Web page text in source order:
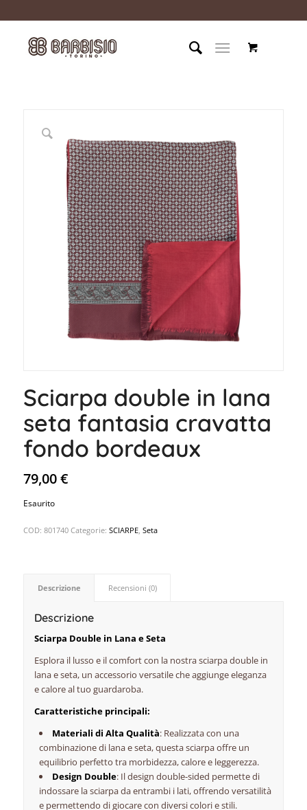
Sciarpa double in lana
seta fantasia cravatta
fondo bordeaux
79,00€
Esaurito
COD: 801740 Categorie: SCIARPE, Seta
Descrizione Recensioni (0)
Descrizione
Sciarpa Double in Lana e Seta
Esplora il lusso e il comfort con la nostra sciarpa double in
lana e seta, un accessorio versatile che aggiunge eleganza
e calore al tuo guardaroba.
Caratteristiche principali:
Materiali di Alta Qualità: Realizzata con una
combinazione di lana e seta, questa sciarpa offre un
equilibrio perfetto tra morbidezza, calore e leggerezza.
Design Double: Il design double-sided permette di
indossare la sciarpa da entrambi i lati, offrendo versatilità
e permettendo di giocare con diversi colori e stili.